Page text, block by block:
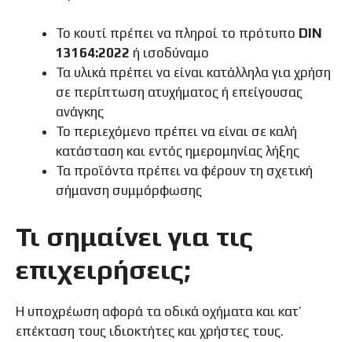
Το κουτί πρέπει να πληροί το πρότυπο DIN
13164:2022 ή ισοδύναμο
Τα υλικά πρέπει να είναι κατάλληλα για χρήση
σε περίπτωση ατυχήματος ή επείγουσας
ανάγκης
Το περιεχόμενο πρέπει να είναι σε καλή
κατάσταση και εντός ημερομηνίας λήξης
Τα προϊόντα πρέπει να φέρουν τη σχετική
σήμανση συμμόρφωσης
Τι σημαίνει για τις
επιχειρήσεις;
Η υποχρέωση αφορά τα οδικά οχήματα και κατ’
επέκταση τους ιδιοκτήτες και χρήστες τους.